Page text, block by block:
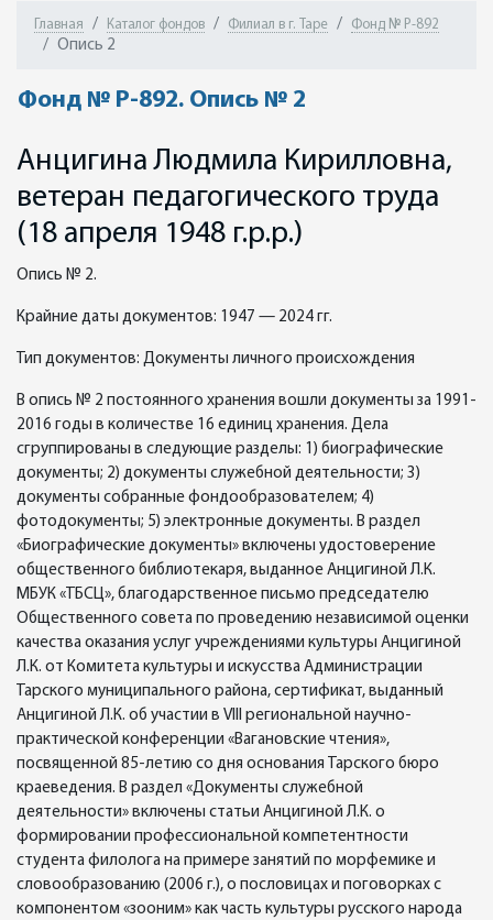
Главная Каталог фондов Филиал в г. Таре Фонд № Р-892
Опись 2
Фонд № Р-892. Опись № 2
Анцигина Людмила Кирилловна,
ветеран педагогического труда
(18 апреля 1948 г.р.р.)
Опись № 2.
Крайние даты документов: 1947 — 2024 гг.
Тип документов: Документы личного происхождения
В опись № 2 постоянного хранения вошли документы за 1991-
2016 годы в количестве 16 единиц хранения. Дела
сгруппированы в следующие разделы: 1) биографические
документы; 2) документы служебной деятельности; 3)
документы собранные фондообразователем; 4)
фотодокументы; 5) электронные документы. В раздел
«Биографические документы» включены удостоверение
общественного библиотекаря, выданное Анцигиной Л.К.
МБУК «ТБСЦ», благодарственное письмо председателю
Общественного совета по проведению независимой оценки
качества оказания услуг учреждениями культуры Анцигиной
Л.К. от Комитета культуры и искусства Администрации
Тарского муниципального района, сертификат, выданный
Анцигиной Л.К. об участии в VIII региональной научно-
практической конференции «Вагановские чтения»,
посвященной 85-летию со дня основания Тарского бюро
краеведения. В раздел «Документы служебной
деятельности» включены статьи Анцигиной Л.К. о
формировании профессиональной компетентности
студента филолога на примере занятий по морфемике и
словообразованию (2006 г.), о пословицах и поговорках с
компонентом «зооним» как часть культуры русского народа